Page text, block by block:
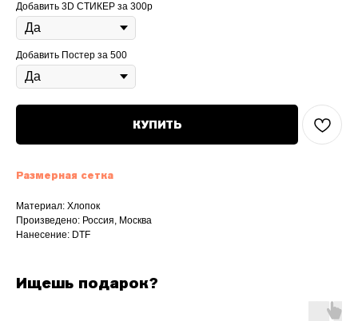
Добавить 3D СТИКЕР за 300р
Добавить Постер за 500
КУПИТЬ
Размерная сетка
Материал: Хлопок
Произведено: Россия, Москва
Нанесение: DTF
Ищешь подарок?